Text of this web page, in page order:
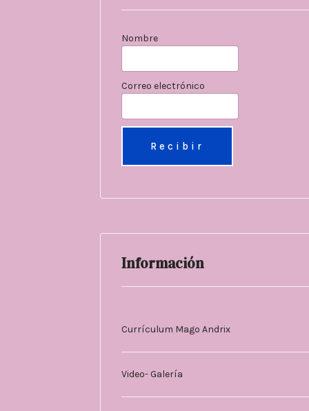
Nombre
Correo electrónico
Información
Currículum Mago Andrix
Video- Galería